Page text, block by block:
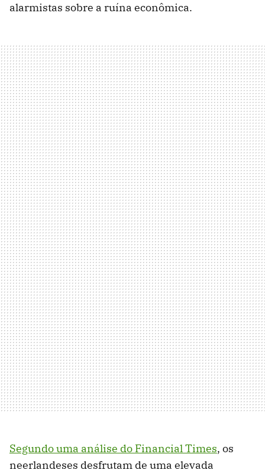
alarmistas sobre a ruína econômica.
Segundo uma análise do Financial Times, os
neerlandeses desfrutam de uma elevada